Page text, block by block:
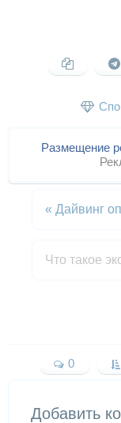
Размещение
« Дайвинг
Что такое
0
Добавить